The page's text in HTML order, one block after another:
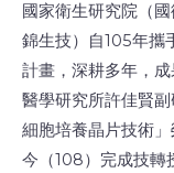
國家衛生研究院（
錦生技）自105年攜
計畫，深耕多年，
醫學研究所許佳賢
細胞培養晶片技術
今（108）完成技轉